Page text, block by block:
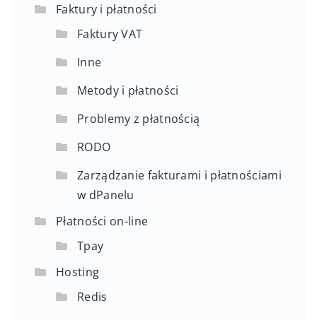
Faktury i płatności
Faktury VAT
Inne
Metody i płatności
Problemy z płatnością
RODO
Zarządzanie fakturami i płatnościami
w dPanelu
Płatności on-line
Tpay
Hosting
Redis